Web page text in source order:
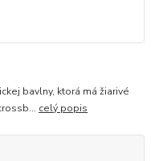
bavlny, ktorá má žiarivé
celý popis